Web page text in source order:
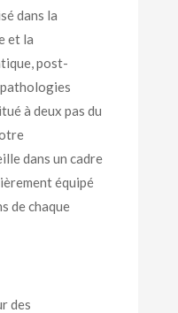
dans la
et la
post-
à deux pas du
dans un cadre
équipé
de chaque
des